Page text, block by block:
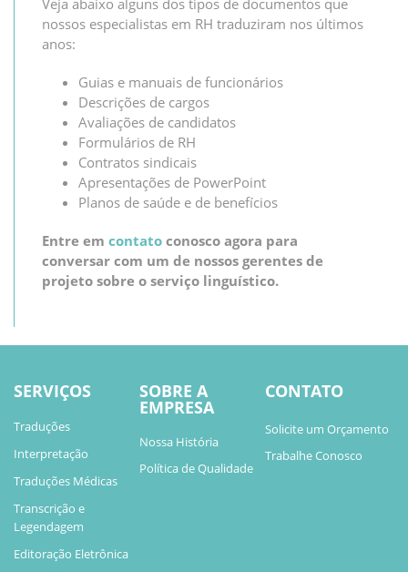
Veja abaixo alguns dos tipos de documentos que
nossos especialistas em RH traduziram nos últimos
anos:
Guias e manuais de funcionários
Descrições de cargos
Avaliações de candidatos
Formulários de RH
Contratos sindicais
Apresentações de PowerPoint
Planos de saúde e de benefícios
Entre em contato conosco agora para
conversar com um de nossos gerentes de
projeto sobre o serviço linguístico.
SERVIÇOS
Traduções
Interpretação
Traduções Médicas
Transcrição e
Legendagem
Editoração Eletrônica
SOBRE A
EMPRESA
Nossa História
Política de Qualidade
CONTATO
Solicite um Orçamento
Trabalhe Conosco